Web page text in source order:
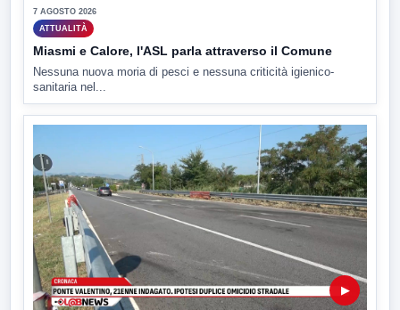
7 AGOSTO 2026
ATTUALITÀ
Miasmi e Calore, l'ASL parla attraverso il Comune
Nessuna nuova moria di pesci e nessuna criticità igienico-
sanitaria nel...
▶